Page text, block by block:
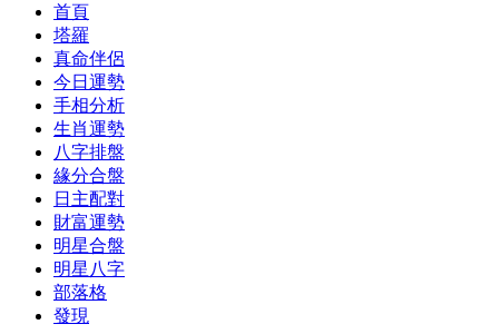
首頁
塔羅
真命伴侶
今日運勢
手相分析
生肖運勢
八字排盤
緣分合盤
日主配對
財富運勢
明星合盤
明星八字
部落格
發現